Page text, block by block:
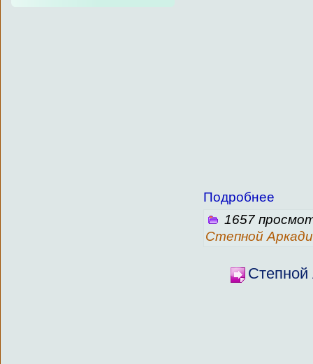
Подробнее
1657
Степной
Степной